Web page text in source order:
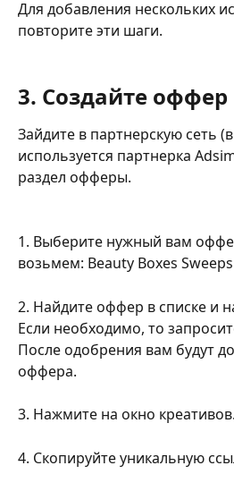
Для добавления нескольких
повторите эти шаги.
3. Создайте оффер
Зайдите в партнерскую сеть
используется партнерка
раздел офферы.
1. Выберите нужный вам
возьмем: Beauty Boxes
2. Найдите оффер в списке и
Если необходимо, то
После одобрения вам будут
оффера.
3. Нажмите на окно креативов.
4. Скопируйте уникальную